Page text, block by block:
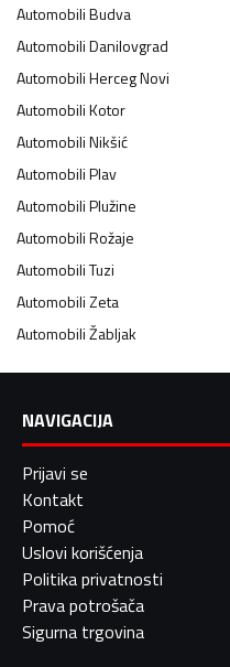
AutomobiliBudva
AutomobiliDanilovgrad
AutomobiliHerceg Novi
AutomobiliKotor
AutomobiliNikšić
AutomobiliPlav
AutomobiliPlužine
AutomobiliRožaje
AutomobiliTuzi
AutomobiliZeta
AutomobiliŽabljak
NAVIGACIJA
Prijavi se
Kontakt
Pomoć
Uslovi korišćenja
Politika privatnosti
Prava potrošača
Sigurna trgovina